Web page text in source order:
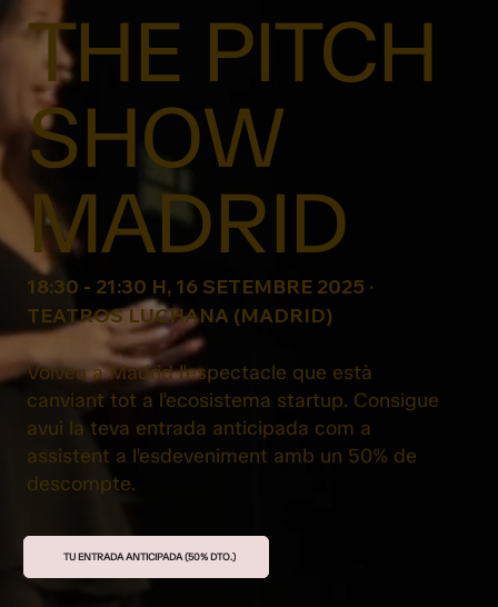
THE PITCH
SHOW
MADRID
18:30 - 21:30 H, 16 SETEMBRE 2025 ·
TEATROS LUCHANA (MADRID)
Volveu a Madrid l'espectacle que està
canviant tot a l'ecosistema startup. Consigue
avui la teva entrada anticipada com a
assistent a l'esdeveniment amb un 50% de
descompte.
TU ENTRADA ANTICIPADA (50% DTO.)